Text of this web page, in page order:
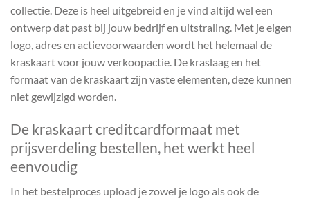
collectie. Deze is heel uitgebreid en je vind altijd wel een
ontwerp dat past bij jouw bedrijf en uitstraling. Met je eigen
logo, adres en actievoorwaarden wordt het helemaal de
kraskaart voor jouw verkoopactie. De kraslaag en het
formaat van de kraskaart zijn vaste elementen, deze kunnen
niet gewijzigd worden.
De kraskaart creditcardformaat met
prijsverdeling bestellen, het werkt heel
eenvoudig
In het bestelproces upload je zowel je logo als ook de